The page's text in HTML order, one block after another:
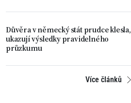
Důvěra v německý stát prudce klesla,
ukazují výsledky pravidelného
průzkumu
Více článků